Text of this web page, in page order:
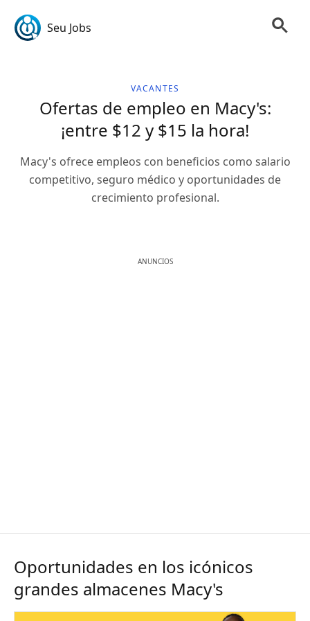
Seu Jobs
VACANTES
Ofertas de empleo en Macy's:
¡entre $12 y $15 la hora!
Macy's ofrece empleos con beneficios como salario
competitivo, seguro médico y oportunidades de
crecimiento profesional.
ANUNCIOS
Oportunidades en los icónicos
grandes almacenes Macy's